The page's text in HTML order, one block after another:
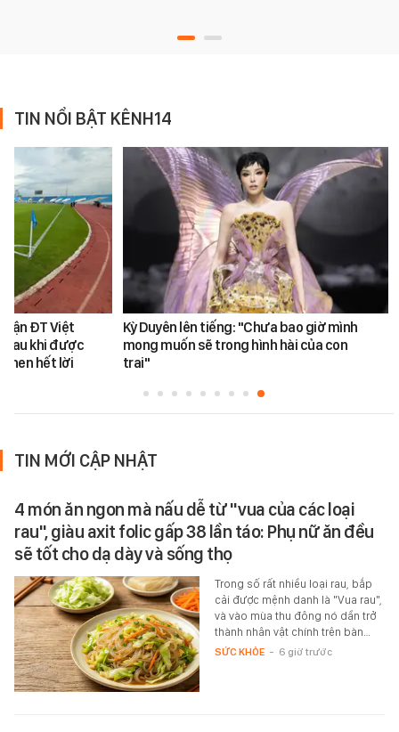
TIN NỔI BẬT KÊNH14
ĐT Việt
sau khi được
hết lời
Kỳ Duyên lên tiếng: "Chưa bao giờ mình
mong muốn sẽ trong hình hài của con
trai"
TIN MỚI CẬP NHẬT
4 món ăn ngon mà nấu dễ từ "vua của các loại
rau", giàu axit folic gấp 38 lần táo: Phụ nữ ăn đều
sẽ tốt cho dạ dày và sống thọ
Trong số rất nhiều loại rau, bắp
cải được mệnh danh là "Vua rau",
và vào mùa thu đông nó dần trở
thành nhân vật chính trên bàn…
SỨC KHỎE - 6 giờ trước